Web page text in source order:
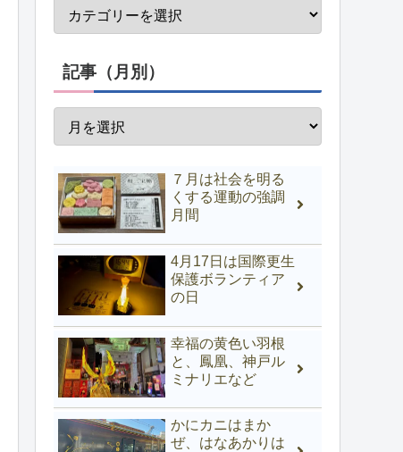
記事（月別）
７月は社会を明る
くする運動の強調
月間
4月17日は国際更生
保護ボランティア
の日
幸福の黄色い羽根
と、鳳凰、神戸ル
ミナリエなど
かにカニはまか
ぜ、はなあかりは